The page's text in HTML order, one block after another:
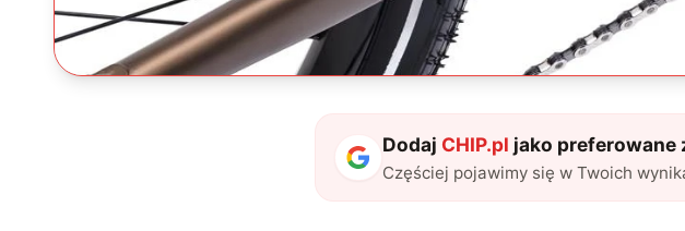
Dodaj CHIP.pl jako preferowane
Częściej pojawimy się w Twoich